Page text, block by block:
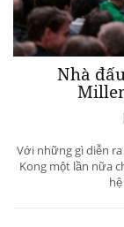
Nhà
Với những gì diễn
Kong một lần nữa